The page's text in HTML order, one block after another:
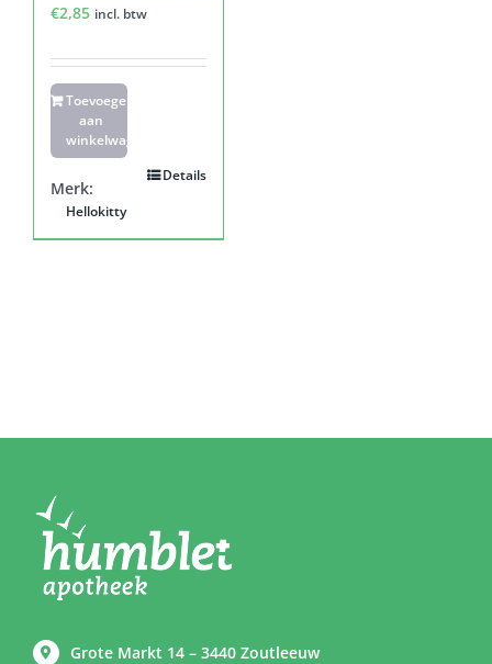
€2,85 incl. btw
Toevoegen
aan
winkelwagen
Details
Merk:
Hellokitty
Grote Markt 14 – 3440 Zoutleeuw